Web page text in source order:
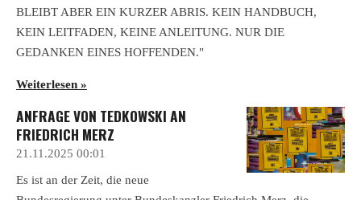
BLEIBT ABER EIN KURZER ABRIS. KEIN HANDBUCH,
KEIN LEITFADEN, KEINE ANLEITUNG. NUR DIE
GEDANKEN EINES HOFFENDEN."
Weiterlesen »
ANFRAGE VON TEDKOWSKI AN
FRIEDRICH MERZ
21.11.2025 00:01
Es ist an der Zeit, die neue